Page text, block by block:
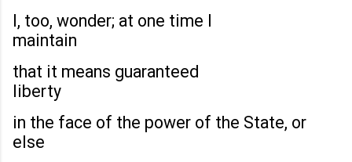
I, too, wonder; at one time I
maintain
that it means guaranteed
liberty
in the face of the power of the State, or
else